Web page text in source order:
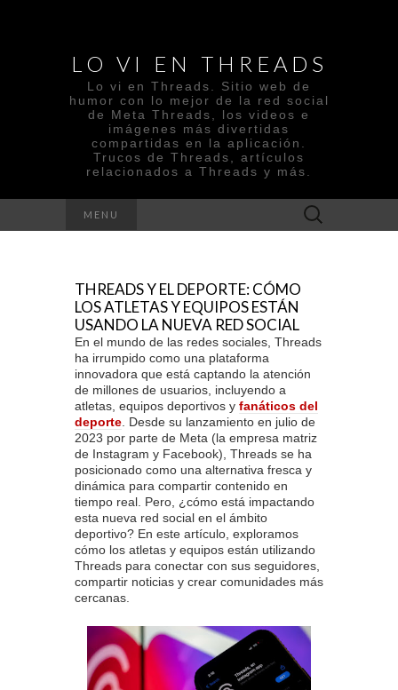
LO VI EN THREADS
Lo vi en Threads. Sitio web de
humor con lo mejor de la red social
de Meta Threads, los videos e
imágenes más divertidas
compartidas en la aplicación.
Trucos de Threads, artículos
relacionados a Threads y más.
MENU
Search
for:
THREADS Y EL DEPORTE: CÓMO
LOS ATLETAS Y EQUIPOS ESTÁN
USANDO LA NUEVA RED SOCIAL
En el mundo de las redes sociales, Threads
ha irrumpido como una plataforma
innovadora que está captando la atención
de millones de usuarios, incluyendo a
atletas, equipos deportivos y fanáticos del
deporte . Desde su lanzamiento en julio de
2023 por parte de Meta (la empresa matriz
de Instagram y Facebook), Threads se ha
posicionado como una alternativa fresca y
dinámica para compartir contenido en
tiempo real. Pero, ¿cómo está impactando
esta nueva red social en el ámbito
deportivo? En este artículo, exploramos
cómo los atletas y equipos están utilizando
Threads para conectar con sus seguidores,
compartir noticias y crear comunidades más
cercanas.